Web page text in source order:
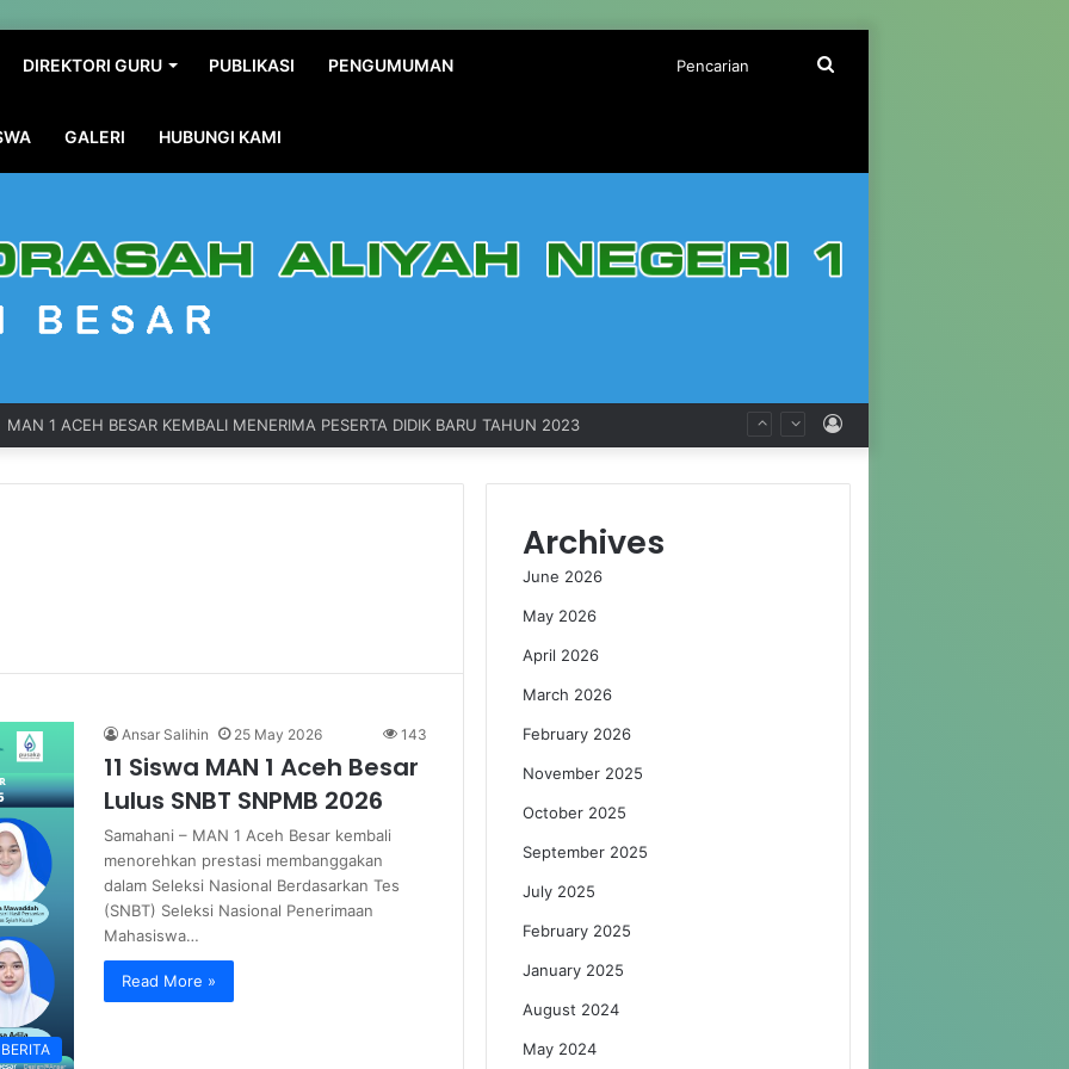
DIREKTORI GURU PUBLIKASI PENGUMUMAN
GALERI HUBUNGI KAMI
MAN 1 ACEH BESAR KEMBALI MENERIMA PESERTA DIDIK BARU TAHUN 2023
BERITA
Ansar Salihin 25 May 2026 143
11 Siswa MAN 1 Aceh Besar
Lulus SNBT SNPMB 2026
Samahani – MAN 1 Aceh Besar kembali
menorehkan prestasi membanggakan
dalam Seleksi Nasional Berdasarkan Tes
(SNBT) Seleksi Nasional Penerimaan
Mahasiswa…
Read More »
Archives
June 2026
May 2026
April 2026
March 2026
February 2026
November 2025
October 2025
September 2025
July 2025
February 2025
January 2025
August 2024
May 2024